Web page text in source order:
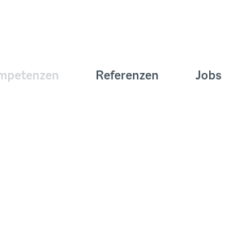
Referenzen Jobs